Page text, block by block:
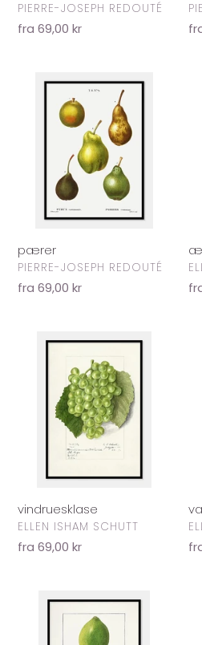
FORHANDLER
PIERRE-JOSEPH REDOUTÉ
Normalpris
fra 69,00 kr
pærer
pærer
FORHANDLER
PIERRE-JOSEPH REDOUTÉ
Normalpris
fra 69,00 kr
vindruesklase
vindruesklase
FORHANDLER
ELLEN ISHAM SCHUTT
Normalpris
fra 69,00 kr
limefrugt